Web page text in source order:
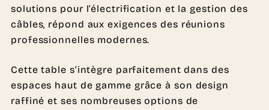
solutions pour l’électrification et la gestion des
câbles, répond aux exigences des réunions
professionnelles modernes.
Cette table s’intègre parfaitement dans des
espaces haut de gamme grâce à son design
raffiné et ses nombreuses options de